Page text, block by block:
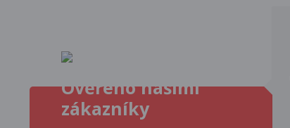
Ověřeno našimi
zákazníky